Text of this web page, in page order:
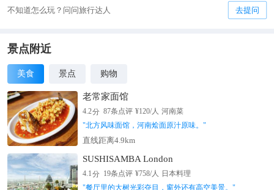
不知道怎么玩？问问旅行达人 去提问
景点附近
美食 景点 购物
老常家面馆
4.2分 87条点评 ¥120/人 河南菜
"北方风味面馆，河南烩面原汁原味。 "
直线距离4.9km
SUSHISAMBA London
4.1分 19条点评 ¥758/人 日本料理
"餐厅里的大树光彩夺目，窗外还有高空美景。 "